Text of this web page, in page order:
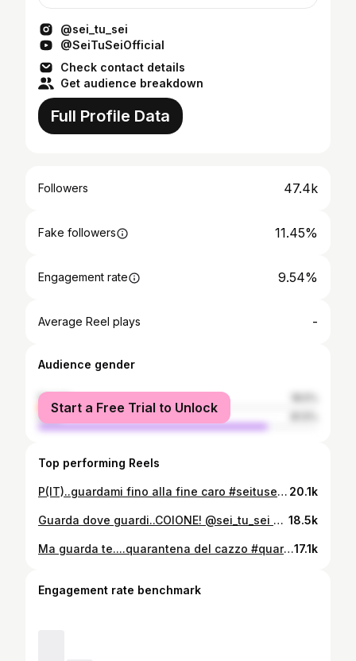
@sei_tu_sei
@SeiTuSeiOfficial
Check contact details
Get audience breakdown
Full Profile Data
Followers 47.4k
Fake followers 11.45%
Engagement rate 9.54%
Average Reel plays -
Audience gender
female
male
Start a Free Trial to Unlock
Top performing Reels
P(IT)..guardami fino alla fine caro #seitusei #it #PIT Prod.: @una_eco - @tarik_maker Supported by: @be_happy_entertainment 20.1k
Guarda dove guardi..COIONE! @sei_tu_sei #seitusei 18.5k
Ma guarda te....quarantena del cazzo #quarantena #iorestoacasa #seitusei17.1k
Engagement rate benchmark